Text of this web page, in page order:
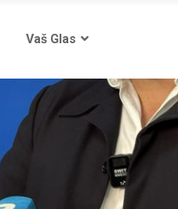
Vaš Glas